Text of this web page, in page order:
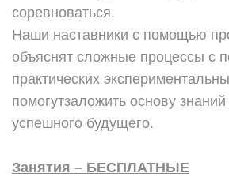
соревноваться.
Наши наставники с помощью
объяснят сложные процессы с
практических
помогутзаложить основу
успешного будущего.
Занятия – БЕСПЛАТНЫЕ